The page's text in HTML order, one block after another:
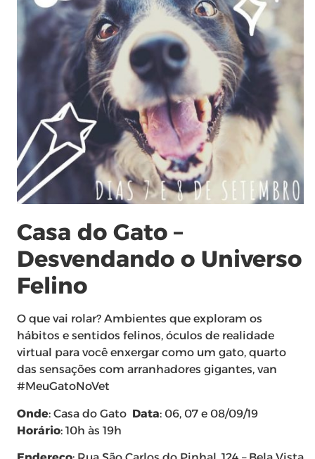
Casa do Gato –
Desvendando o Universo
Felino
O que vai rolar? Ambientes que exploram os
hábitos e sentidos felinos, óculos de realidade
virtual para você enxergar como um gato, quarto
das sensações com arranhadores gigantes, van
#MeuGatoNoVet
Onde: Casa do Gato Data: 06, 07 e 08/09/19
Horário: 10h às 19h